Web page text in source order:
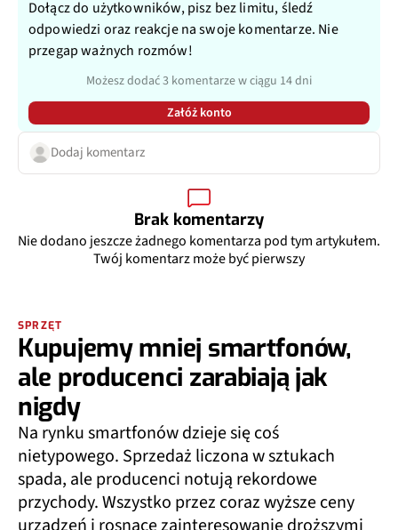
Dołącz do użytkowników, pisz bez limitu, śledź
odpowiedzi oraz reakcje na swoje komentarze. Nie
przegap ważnych rozmów!
Możesz dodać 3 komentarze w ciągu 14 dni
Załóż konto
Dodaj komentarz
Brak komentarzy
Nie dodano jeszcze żadnego komentarza pod tym artykułem.
Twój komentarz może być pierwszy
SPRZĘT
Kupujemy mniej smartfonów,
ale producenci zarabiają jak
nigdy
Na rynku smartfonów dzieje się coś
nietypowego. Sprzedaż liczona w sztukach
spada, ale producenci notują rekordowe
przychody. Wszystko przez coraz wyższe ceny